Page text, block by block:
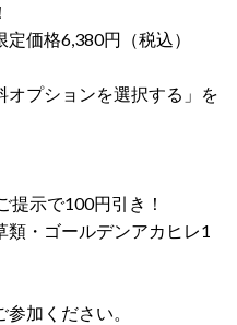
価格6,380円（税込）
オプションを選択する」を
示で100円引き！
・ゴールデンアカヒレ1
加ください。